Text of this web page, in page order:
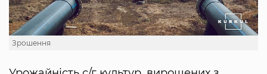
Зрошення